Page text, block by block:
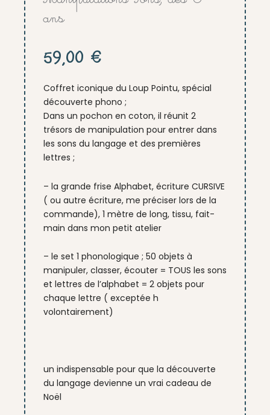
ans
59,00 €
Coffret iconique du Loup Pointu, spécial
découverte phono ;
Dans un pochon en coton, il réunit 2
trésors de manipulation pour entrer dans
les sons du langage et des premières
lettres ;
– la grande frise Alphabet, écriture CURSIVE
( ou autre écriture, me préciser lors de la
commande), 1 mètre de long, tissu, fait-
main dans mon petit atelier
– le set 1 phonologique ; 50 objets à
manipuler, classer, écouter = TOUS les sons
et lettres de l’alphabet = 2 objets pour
chaque lettre ( exceptée h
volontairement)
un indispensable pour que la découverte
du langage devienne un vrai cadeau de
Noël